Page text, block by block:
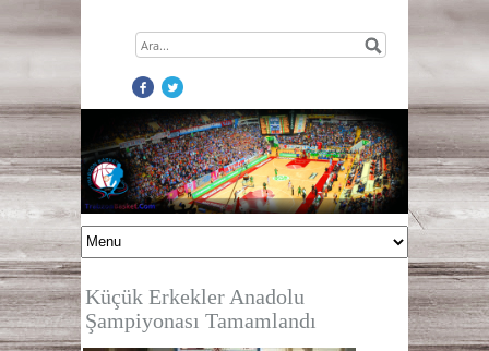
Küçük Erkekler Anadolu
Şampiyonası Tamamlandı